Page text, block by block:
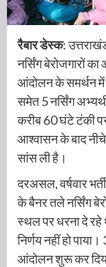
रैबार डेस्क:
नर्सिंग बेरोजगारों
आंदोलन के समर्थन में
समेत 5 नर्सिंग
करीब 60 घंटे टंकी
आश्वासन के बाद
सांस ली है।
दरअसल, वर्षवार
के बैनर तले नर्सिंग
स्थल पर धरना दे रहे
निर्णय नहीं हो
आंदोलन शुरू कर